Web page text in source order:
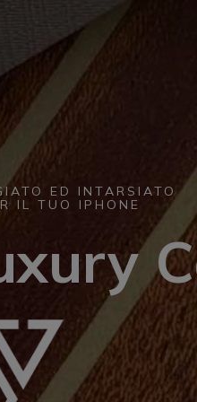
ED INTARSIATO
IL TUO IPHONE